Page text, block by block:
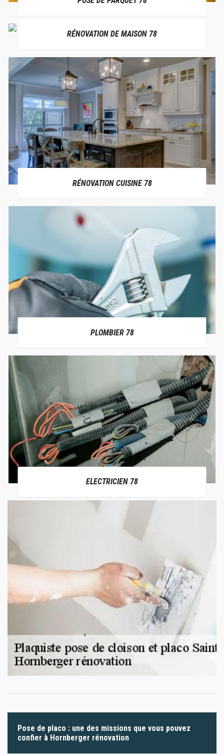
RÉNOVATION DE MAISON 78
RÉNOVATION CUISINE 78
PLOMBIER 78
ELECTRICIEN 78
Pose de placo : une des missions que vous pouvez
confier à Hornberger rénovation